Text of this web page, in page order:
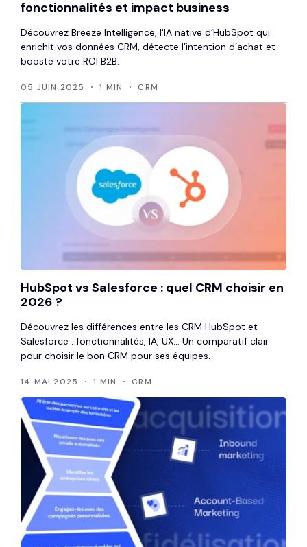
fonctionnalités et impact business
Découvrez Breeze Intelligence, l'IA native d’HubSpot qui
enrichit vos données CRM, détecte l’intention d’achat et
booste votre ROI B2B.
05 JUIN 2025 1 MIN CRM
HubSpot vs Salesforce : quel CRM choisir en
2026 ?
Découvrez les différences entre les CRM HubSpot et
Salesforce : fonctionnalités, IA, UX… Un comparatif clair
pour choisir le bon CRM pour ses équipes.
14 MAI 2025 1 MIN CRM